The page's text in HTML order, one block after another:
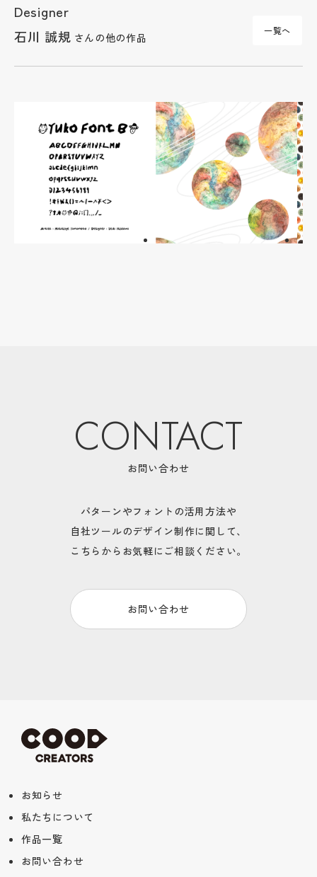
Designer
石川 誠規 さんの他の作品
一覧へ
CONTACT
お問い合わせ
パターンやフォントの活用方法や
自社ツールのデザイン制作に関して、
こちらからお気軽にご相談ください。
お問い合わせ
お知らせ
私たちについて
作品一覧
お問い合わせ